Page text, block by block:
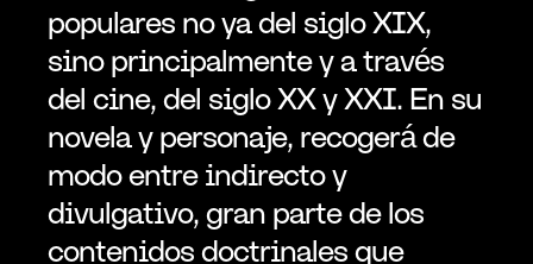
populares no ya del siglo XIX,
sino principalmente y a través
del cine, del siglo XX y XXI. En su
novela y personaje, recogerá de
modo entre indirecto y
divulgativo, gran parte de los
contenidos doctrinales que